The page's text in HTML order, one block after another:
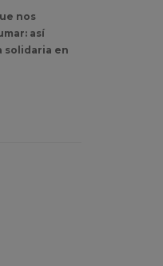
nos
así
solidaria en